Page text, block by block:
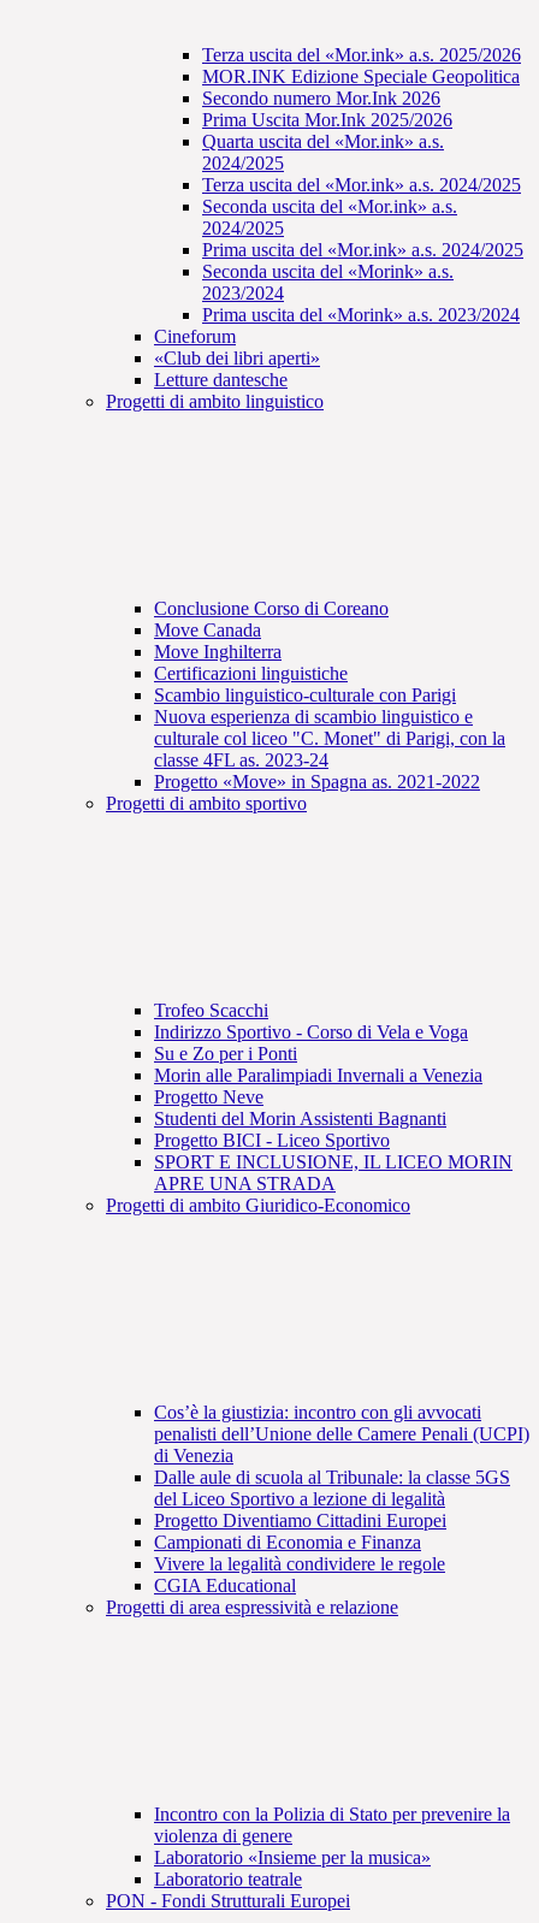
Terza uscita del «Mor.ink» a.s. 2025/2026
MOR.INK Edizione Speciale Geopolitica
Secondo numero Mor.Ink 2026
Prima Uscita Mor.Ink 2025/2026
Quarta uscita del «Mor.ink» a.s.
2024/2025
Terza uscita del «Mor.ink» a.s. 2024/2025
Seconda uscita del «Mor.ink» a.s.
2024/2025
Prima uscita del «Mor.ink» a.s. 2024/2025
Seconda uscita del «Morink» a.s.
2023/2024
Prima uscita del «Morink» a.s. 2023/2024
Cineforum
«Club dei libri aperti»
Letture dantesche
Progetti di ambito linguistico
Conclusione Corso di Coreano
Move Canada
Move Inghilterra
Certificazioni linguistiche
Scambio linguistico-culturale con Parigi
Nuova esperienza di scambio linguistico e
culturale col liceo "C. Monet" di Parigi, con la
classe 4FL as. 2023-24
Progetto «Move» in Spagna as. 2021-2022
Progetti di ambito sportivo
Trofeo Scacchi
Indirizzo Sportivo - Corso di Vela e Voga
Su e Zo per i Ponti
Morin alle Paralimpiadi Invernali a Venezia
Progetto Neve
Studenti del Morin Assistenti Bagnanti
Progetto BICI - Liceo Sportivo
SPORT E INCLUSIONE, IL LICEO MORIN
APRE UNA STRADA
Progetti di ambito Giuridico-Economico
Cos’è la giustizia: incontro con gli avvocati
penalisti dell’Unione delle Camere Penali (UCPI)
di Venezia
Dalle aule di scuola al Tribunale: la classe 5GS
del Liceo Sportivo a lezione di legalità
Progetto Diventiamo Cittadini Europei
Campionati di Economia e Finanza
Vivere la legalità condividere le regole
CGIA Educational
Progetti di area espressività e relazione
Incontro con la Polizia di Stato per prevenire la
violenza di genere
Laboratorio «Insieme per la musica»
Laboratorio teatrale
PON - Fondi Strutturali Europei